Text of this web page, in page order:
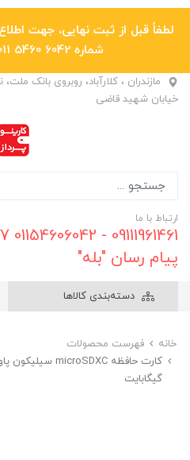
لطفاً قبل از ثبت نهایی، جهت
شماره 6042 5460 011 تماس بگیرید.
مازندران ، کلارآباد، روبروی بانک
خیابان شهید قاضی
ارتباط با ما
پیام رسان "بله"
دسته‌بندی کالاها
خانه
فهرست محصولات
گیگابایت